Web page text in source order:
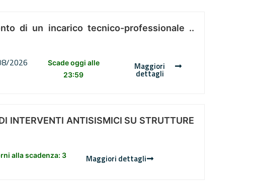
di un incarico tecnico-professionale ..
2026
Scade oggi alle
23:59
Maggiori
dettagli
INTERVENTI ANTISISMICI SU STRUTTURE
alla scadenza: 3 Maggiori dettagli